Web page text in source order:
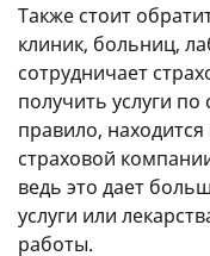
Также стоит
клиник, больниц,
сотрудничает
получить услуги
правило,
страховой
ведь это дает
услуги или
работы.